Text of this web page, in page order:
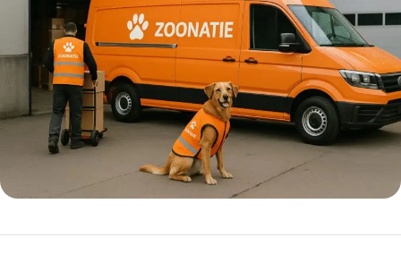
5% korting met code